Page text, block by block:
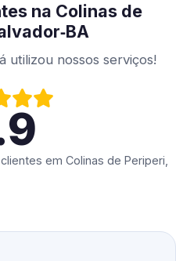
na Colinas de
utilizou nossos serviços!
em Colinas de Periperi,